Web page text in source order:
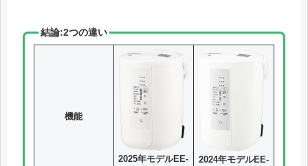
結論:2つの違い
機能
2025年モデルEE-
2024年モデルEE-